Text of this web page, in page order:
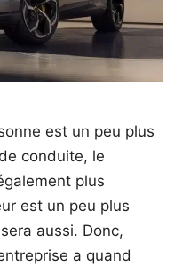
est un peu plus
conduite, le
plus
est un peu plus
aussi. Donc,
a quand